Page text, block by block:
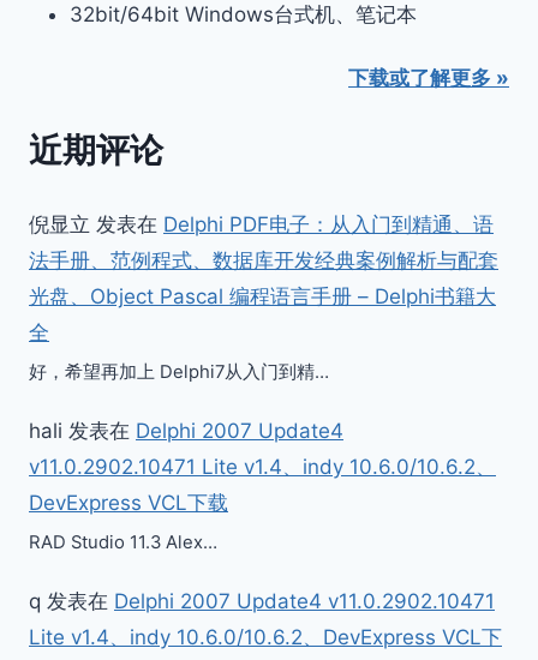
32bit/64bit Windows台式机、笔记本
下载或了解更多 »
近期评论
倪显立 发表在 Delphi PDF电子：从入门到精通、语
法手册、范例程式、数据库开发经典案例解析与配套
光盘、Object Pascal 编程语言手册 – Delphi书籍大
全
好，希望再加上 Delphi7从入门到精…
hali 发表在 Delphi 2007 Update4
v11.0.2902.10471 Lite v1.4、indy 10.6.0/10.6.2、
DevExpress VCL下载
RAD Studio 11.3 Alex…
q 发表在 Delphi 2007 Update4 v11.0.2902.10471
Lite v1.4、indy 10.6.0/10.6.2、DevExpress VCL下